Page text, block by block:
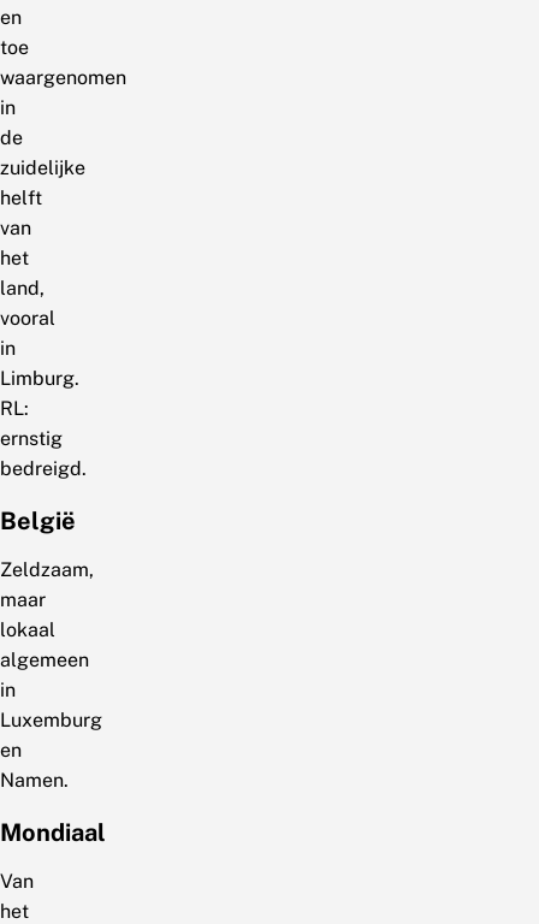
en
toe
waargenomen
in
de
zuidelijke
helft
van
het
land,
vooral
in
Limburg.
RL:
ernstig
bedreigd.
België
Zeldzaam,
maar
lokaal
algemeen
in
Luxemburg
en
Namen.
Mondiaal
Van
het